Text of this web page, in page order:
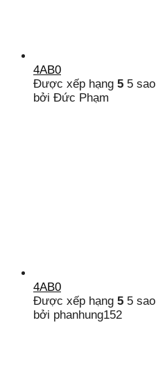
4AB0
Được xếp hạng 5 5 sao
bởi Đức Phạm
4AB0
Được xếp hạng 5 5 sao
bởi phanhung152